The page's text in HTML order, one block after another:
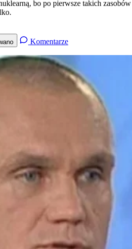
bo po pierwsze takich
Komentarze